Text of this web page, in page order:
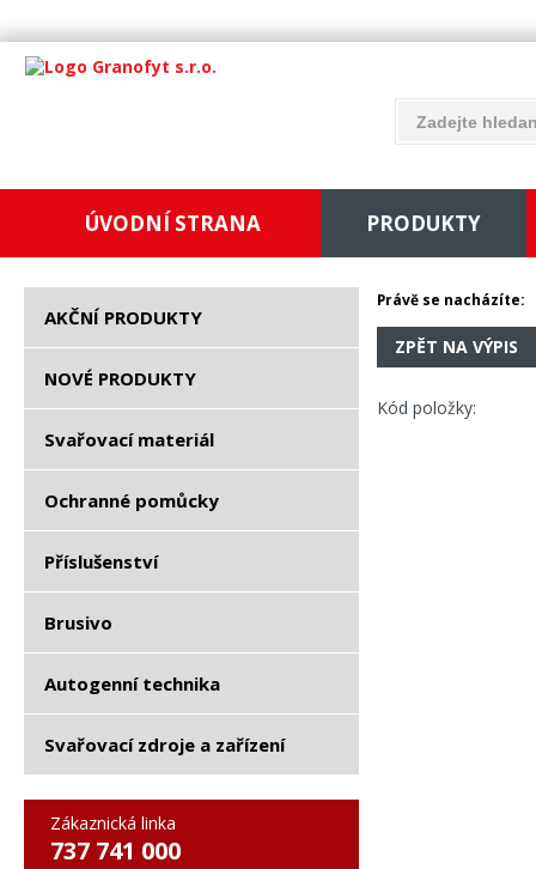
ÚVODNÍ STRANA PRODUKTY
AKČNÍ PRODUKTY
NOVÉ PRODUKTY
Svařovací materiál
Ochranné pomůcky
Příslušenství
Brusivo
Autogenní technika
Svařovací zdroje a zařízení
Zákaznická linka
737 741 000
Právě se nacházíte:
ZPĚT NA VÝPIS
Kód položky: